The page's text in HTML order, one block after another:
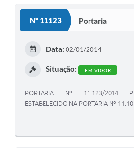
Nº 11123 Portaria
Data: 02/01/2014
Situação: EM VIGOR
PORTARIA Nº 11.123/2014
ESTABELECIDO NA PORTARIA Nº